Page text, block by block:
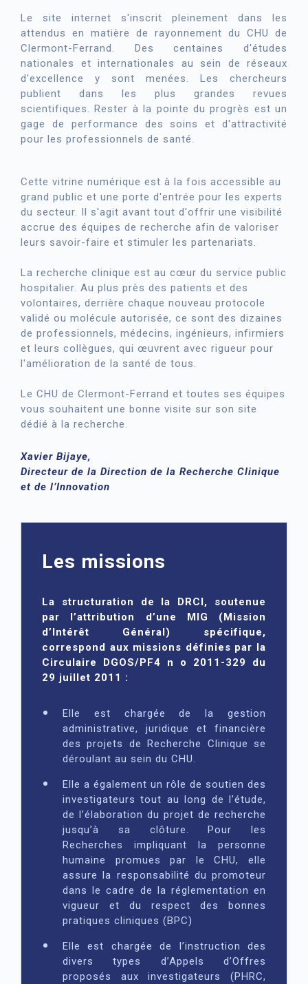
Le site internet s'inscrit pleinement dans les
attendus en matière de rayonnement du CHU de
Clermont-Ferrand. Des centaines d'études
nationales et internationales au sein de réseaux
d'excellence y sont menées. Les chercheurs
publient dans les plus grandes revues
scientifiques. Rester à la pointe du progrès est un
gage de performance des soins et d'attractivité
pour les professionnels de santé.
Cette vitrine numérique est à la fois accessible au
grand public et une porte d'entrée pour les experts
du secteur. Il s'agit avant tout d'offrir une visibilité
accrue des équipes de recherche afin de valoriser
leurs savoir-faire et stimuler les partenariats.
La recherche clinique est au cœur du service public
hospitalier. Au plus près des patients et des
volontaires, derrière chaque nouveau protocole
validé ou molécule autorisée, ce sont des dizaines
de professionnels, médecins, ingénieurs, infirmiers
et leurs collègues, qui œuvrent avec rigueur pour
l'amélioration de la santé de tous.
Le CHU de Clermont-Ferrand et toutes ses équipes
vous souhaitent une bonne visite sur son site
dédié à la recherche.
Xavier Bijaye,
Directeur de la Direction de la Recherche Clinique
et de l’Innovation
Les missions
La structuration de la DRCI, soutenue
par l’attribution d’une MIG (Mission
d’Intérêt Général) spécifique,
correspond aux missions définies par la
Circulaire DGOS/PF4 n o 2011-329 du
29 juillet 2011 :
Elle est chargée de la gestion
administrative, juridique et financière
des projets de Recherche Clinique se
déroulant au sein du CHU.
Elle a également un rôle de soutien des
investigateurs tout au long de l’étude,
de l’élaboration du projet de recherche
jusqu’à sa clôture. Pour les
Recherches impliquant la personne
humaine promues par le CHU, elle
assure la responsabilité du promoteur
dans le cadre de la réglementation en
vigueur et du respect des bonnes
pratiques cliniques (BPC)
Elle est chargée de l’instruction des
divers types d’Appels d’Offres
proposés aux investigateurs (PHRC,